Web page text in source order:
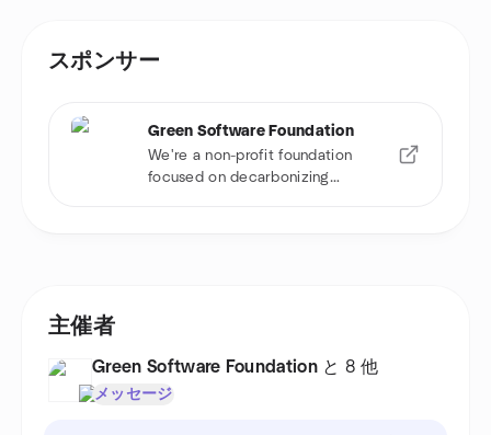
スポンサー
Green Software Foundation
We're a non-profit foundation
focused on decarbonizing
主催者
Green Software Foundation と 8 他
メッセージ